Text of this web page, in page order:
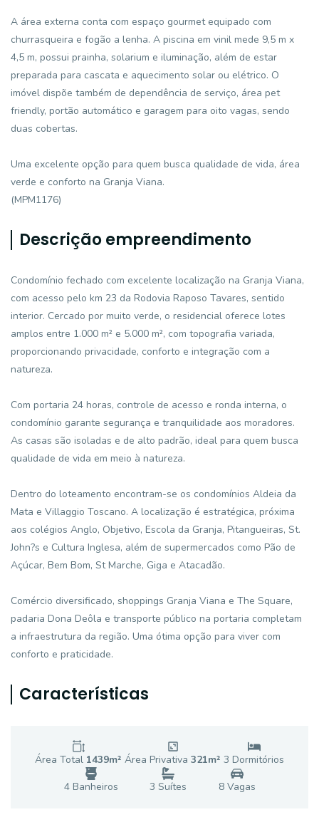
A área externa conta com espaço gourmet equipado com
churrasqueira e fogão a lenha. A piscina em vinil mede 9,5 m x
4,5 m, possui prainha, solarium e iluminação, além de estar
preparada para cascata e aquecimento solar ou elétrico. O
imóvel dispõe também de dependência de serviço, área pet
friendly, portão automático e garagem para oito vagas, sendo
duas cobertas.
Uma excelente opção para quem busca qualidade de vida, área
verde e conforto na Granja Viana.
(MPM1176)
Descrição empreendimento
Condomínio fechado com excelente localização na Granja Viana,
com acesso pelo km 23 da Rodovia Raposo Tavares, sentido
interior. Cercado por muito verde, o residencial oferece lotes
amplos entre 1.000 m² e 5.000 m², com topografia variada,
proporcionando privacidade, conforto e integração com a
natureza.
Com portaria 24 horas, controle de acesso e ronda interna, o
condomínio garante segurança e tranquilidade aos moradores.
As casas são isoladas e de alto padrão, ideal para quem busca
qualidade de vida em meio à natureza.
Dentro do loteamento encontram-se os condomínios Aldeia da
Mata e Villaggio Toscano. A localização é estratégica, próxima
aos colégios Anglo, Objetivo, Escola da Granja, Pitangueiras, St.
John?s e Cultura Inglesa, além de supermercados como Pão de
Açúcar, Bem Bom, St Marche, Giga e Atacadão.
Comércio diversificado, shoppings Granja Viana e The Square,
padaria Dona Deôla e transporte público na portaria completam
a infraestrutura da região. Uma ótima opção para viver com
conforto e praticidade.
Características
Área Total 1439m² Área Privativa 321m² 3 Dormitórios
4Banheiros 3 Suítes 8Vagas